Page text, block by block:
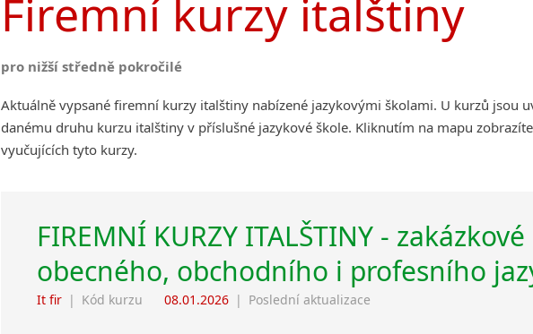
Firemní kurzy italštiny
pro nižší středně pokročilé
Aktuálně vypsané firemní kurzy italštiny nabízené jazykovými školami. U kurzů jsou
danému druhu kurzu italštiny v příslušné jazykové škole. Kliknutím na mapu
vyučujících tyto kurzy.
FIREMNÍ KURZY ITALŠTINY -
obecného, obchodního i profesního
It fir | Kód kurzu 08.01.2026 | Poslední aktualizace